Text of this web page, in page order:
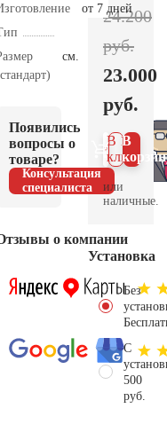
от 7 дней
см.
Появились
вопросы о
товаре?
Консультация
специалиста
о компании
24.200
руб.
23.000
руб.
В
В 1
клик
или
наличные.
Установка
Без
С
500
руб.